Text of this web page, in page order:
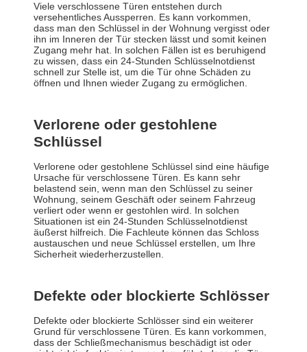
Viele verschlossene Türen entstehen durch
versehentliches Aussperren. Es kann vorkommen,
dass man den Schlüssel in der Wohnung vergisst oder
ihn im Inneren der Tür stecken lässt und somit keinen
Zugang mehr hat. In solchen Fällen ist es beruhigend
zu wissen, dass ein 24-Stunden Schlüsselnotdienst
schnell zur Stelle ist, um die Tür ohne Schäden zu
öffnen und Ihnen wieder Zugang zu ermöglichen.
Verlorene oder gestohlene
Schlüssel
Verlorene oder gestohlene Schlüssel sind eine häufige
Ursache für verschlossene Türen. Es kann sehr
belastend sein, wenn man den Schlüssel zu seiner
Wohnung, seinem Geschäft oder seinem Fahrzeug
verliert oder wenn er gestohlen wird. In solchen
Situationen ist ein 24-Stunden Schlüsselnotdienst
äußerst hilfreich. Die Fachleute können das Schloss
austauschen und neue Schlüssel erstellen, um Ihre
Sicherheit wiederherzustellen.
Defekte oder blockierte Schlösser
Defekte oder blockierte Schlösser sind ein weiterer
Grund für verschlossene Türen. Es kann vorkommen,
dass der Schließmechanismus beschädigt ist oder